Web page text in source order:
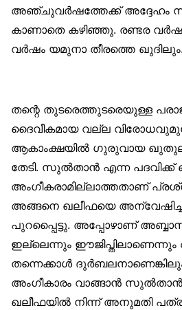
അഞ്ചുവര്‍ഷത്തേക്ക് അദ്ദേഹം
കാണാതെ കഴിഞ്ഞു. രണ്ടര
വര്‍ഷം യമുനാ തീരത്തെ ഖുദിലും.
തന്റെ തുടരെത്തുടരെയുള്ള
ദൈവീകമായ വല്ല
ആകാംക്ഷയില്‍ ഗുരുവായ
തേടി. സുല്‍താന്‍ എന്ന
അംഗീകരാമില്ലാത്തതാണ്
അങ്ങനെ ഖലീഫയെ
പുറപ്പൈട്ടു. അപ്പോഴാണ്
ഇല്ലെന്നും
തന്നെക്കാള്‍
അംഗീകാരം വാങ്ങാന്‍ സുല്‍താന്‍
ഖലീഫയില്‍ നിന്ന് അനുമതി